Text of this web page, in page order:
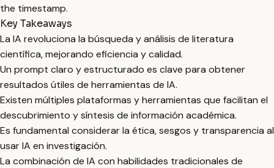
the timestamp.
Key Takeaways
La IA revoluciona la búsqueda y análisis de literatura
científica, mejorando eficiencia y calidad.
Un prompt claro y estructurado es clave para obtener
resultados útiles de herramientas de IA.
Existen múltiples plataformas y herramientas que facilitan el
descubrimiento y síntesis de información académica.
Es fundamental considerar la ética, sesgos y transparencia al
usar IA en investigación.
La combinación de IA con habilidades tradicionales de